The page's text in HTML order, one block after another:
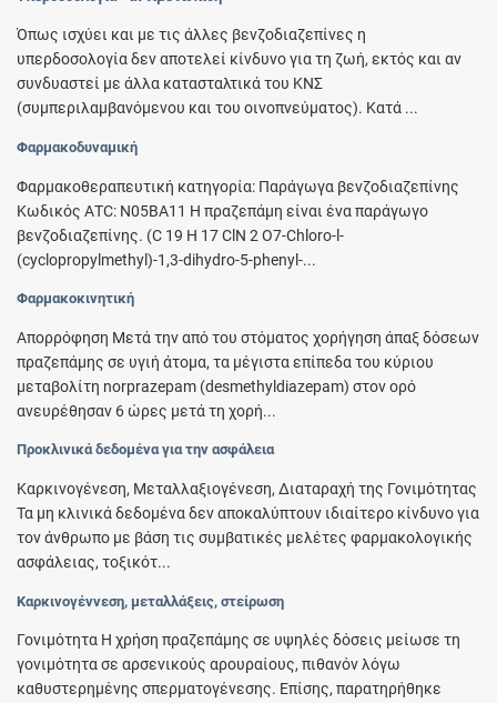
Όπως ισχύει και με τις άλλες βενζοδιαζεπίνες η
υπερδοσολογία δεν αποτελεί κίνδυνο για τη ζωή, εκτός και αν
συνδυαστεί με άλλα κατασταλτικά του ΚΝΣ
(συμπεριλαμβανόμενου και του οινοπνεύματος). Κατά ...
Φαρμακοδυναμική
Φαρμακοθεραπευτική κατηγορία: Παράγωγα βενζοδιαζεπίνης
Κωδικός ΑΤC: Ν05BA11 Η πραζεπάμη είναι ένα παράγωγο
βενζοδιαζεπίνης. (C 19 H 17 ClN 2 O7-Chloro-l-
(cyclopropylmethyl)-1,3-dihydro-5-phenyl-...
Φαρμακοκινητική
Απορρόφηση Μετά την από του στόματος χορήγηση άπαξ δόσεων
πραζεπάμης σε υγιή άτομα, τα μέγιστα επίπεδα του κύριου
μεταβολίτη norprazepam (desmethyldiazepam) στον ορό
ανευρέθησαν 6 ώρες μετά τη χορή...
Προκλινικά δεδομένα για την ασφάλεια
Kαρκινογένεση, Μεταλλαξιoγένεση, Διαταραχή της Γονιμότητας
Τα μη κλινικά δεδομένα δεν αποκαλύπτουν ιδιαίτερο κίνδυνο για
τον άνθρωπο με βάση τις συμβατικές μελέτες φαρμακολογικής
ασφάλειας, τοξικότ...
Καρκινογέννεση, μεταλλάξεις, στείρωση
Γονιμότητα Η χρήση πραζεπάμης σε υψηλές δόσεις μείωσε τη
γονιμότητα σε αρσενικούς αρουραίους, πιθανόν λόγω
καθυστερημένης σπερματογένεσης. Επίσης, παρατηρήθηκε